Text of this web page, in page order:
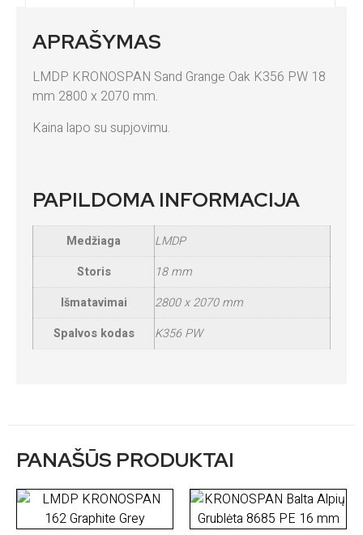
APRAŠYMAS
LMDP KRONOSPAN Sand Grange Oak K356 PW 18
mm 2800 x 2070 mm.
Kaina lapo su supjovimu.
PAPILDOMA INFORMACIJA
Medžiaga
LMDP
Storis
18 mm
Išmatavimai
2800 x 2070 mm
Spalvos kodas
K356 PW
PANAŠŪS PRODUKTAI